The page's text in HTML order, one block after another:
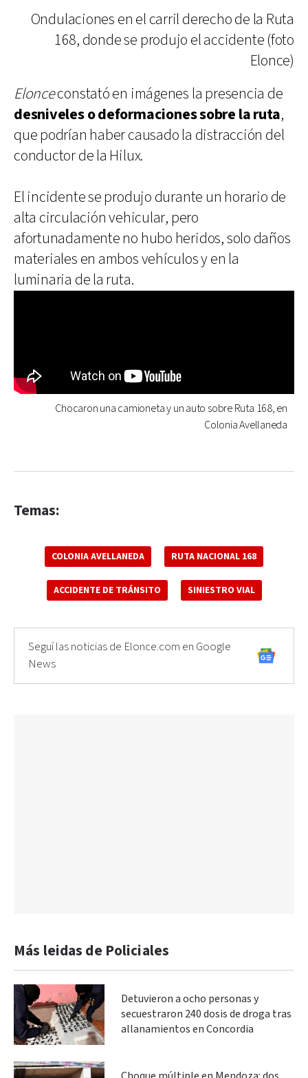
Ondulaciones en el carril derecho de la Ruta
168, donde se produjo el accidente (foto
Elonce)
Elonceconstató en imágenes la presencia de
desniveles o deformaciones sobre la ruta,
que podrían haber causado la distracción del
conductor de la Hilux.
El incidente se produjo durante un horario de
alta circulación vehicular, pero
afortunadamente no hubo heridos, solo daños
materiales en ambos vehículos y en la
luminaria de la ruta.
Chocaron una camioneta y un auto sobre Ruta 168, en
Colonia Avellaneda
Temas:
COLONIA AVELLANEDA RUTA NACIONAL 168
ACCIDENTE DE TRÁNSITO SINIESTRO VIAL
Seguí las noticias de Elonce.com en Google
News
Más leidas de Policiales
Detuvieron a ocho personas y
secuestraron 240 dosis de droga tras
allanamientos en Concordia